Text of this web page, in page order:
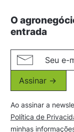
O
entrada
Assinar ->
Ao assinar a
Política de
minhas